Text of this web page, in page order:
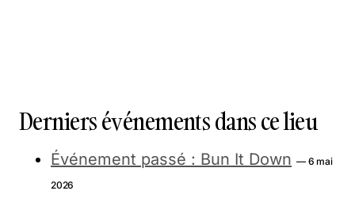
Derniers événements dans ce lieu
Événement passé : Bun It Down — 6 mai
2026